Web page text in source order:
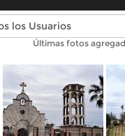
Fotos
Últimas fotos